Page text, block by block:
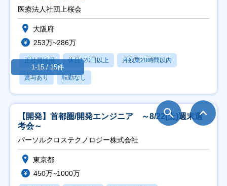
医療法人社団上桜会
大阪府
253万~286万
正社員採用 休日120日以上 月残業20時間以内
賞与あり 転勤なし
【開発】首都圏/開発エンジニア ～8/22(土)週末選
考会～
パーソルクロステクノロジー株式会社
東京都
450万~1000万
1-15 / 15件